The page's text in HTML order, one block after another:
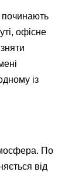
починають
офісне
із
По
від